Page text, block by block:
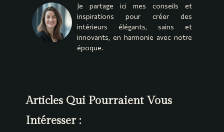
Je partage ici mes conseils et
inspirations pour créer des
intérieurs élégants, sains et
innovants, en harmonie avec notre
époque.
Articles Qui Pourraient Vous
Intéresser :